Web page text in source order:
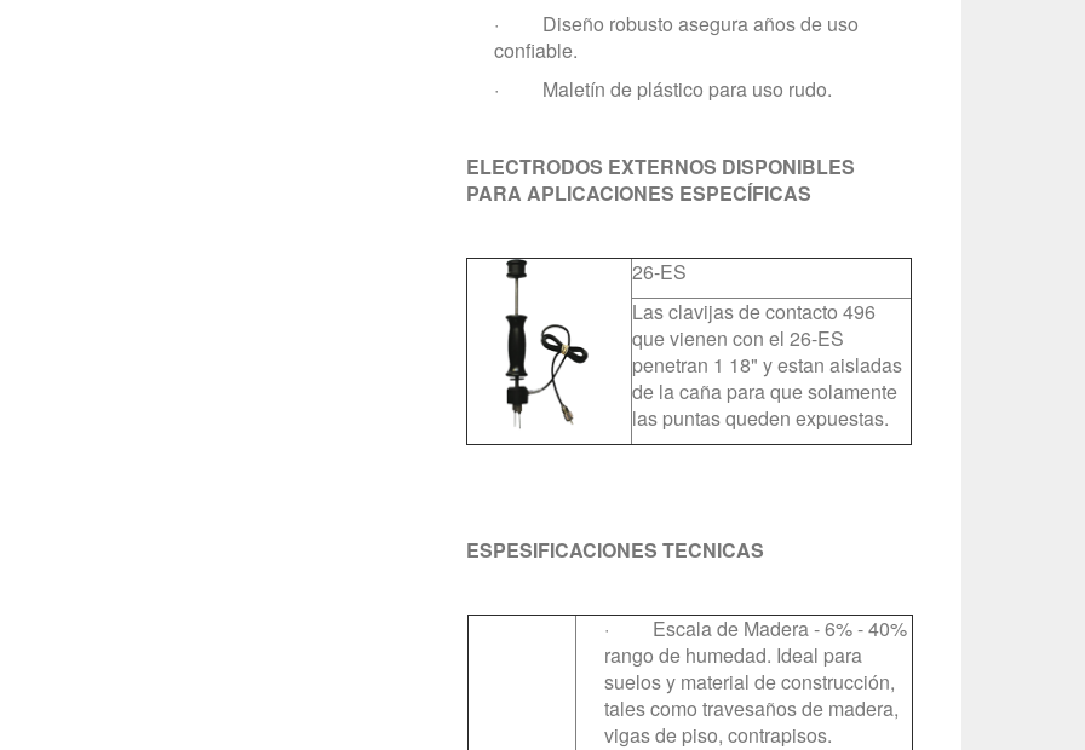
· Diseño robusto asegura años de uso
confiable.
· Maletín de plástico para uso rudo.
ELECTRODOS EXTERNOS DISPONIBLES
PARA APLICACIONES ESPECÍFICAS
26-ES
Las clavijas de contacto 496
que vienen con el 26-ES
penetran 1 18" y estan aisladas
de la caña para que solamente
las puntas queden expuestas.
ESPESIFICACIONES TECNICAS
· Escala de Madera - 6% - 40%
rango de humedad. Ideal para
suelos y material de construcción,
tales como travesaños de madera,
vigas de piso, contrapisos.